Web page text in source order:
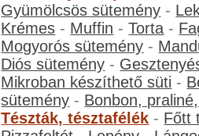
Gyümölcsös sütemény -
Krémes - Muffin -Torta -
Mogyorós sütemény -
Diós sütemény -
Mikroban készíthető süti -
sütemény - Bonbon,
Tészták, tésztafélék - Főtt